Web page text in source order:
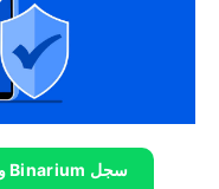
سجل Binarium واحصل على 10000 دولار مجانًا